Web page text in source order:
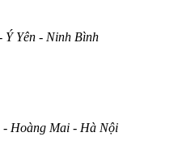
Yên - Ninh Bình
- Hoàng Mai - Hà Nội